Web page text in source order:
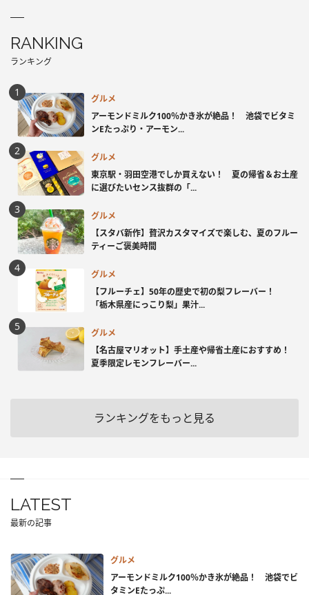
RANKING
ランキング
グルメ
アーモンドミルク100％かき氷が絶品！ 池袋でビタミ
ンEたっぷり・アーモン...
グルメ
東京駅・羽田空港でしか買えない！ 夏の帰省＆お土産
に選びたいセンス抜群の「...
グルメ
【スタバ新作】贅沢カスタマイズで楽しむ、夏のフルー
ティーご褒美時間
グルメ
【フルーチェ】50年の歴史で初の梨フレーバー！
「栃木県産にっこり梨」果汁...
グルメ
【名古屋マリオット】手土産や帰省土産におすすめ！
夏季限定レモンフレーバー...
ランキングをもっと見る
LATEST
最新の記事
グルメ
アーモンドミルク100％かき氷が絶品！ 池袋でビ
タミンEたっぷ...